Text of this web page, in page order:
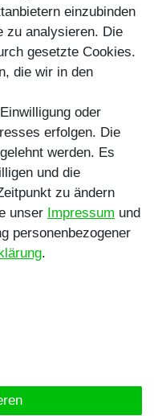
und Co. -
Raubfischangler -
Preisen
UVP auf die
Die UVP zu den
auf die jeweilige
vorbehalten -
einzubinden
zu analysieren. Die
gesetzte Cookies.
die wir in den
oder
erfolgen. Die
werden. Es
und die
zu ändern
unser Impressum und
personenbezogener
.